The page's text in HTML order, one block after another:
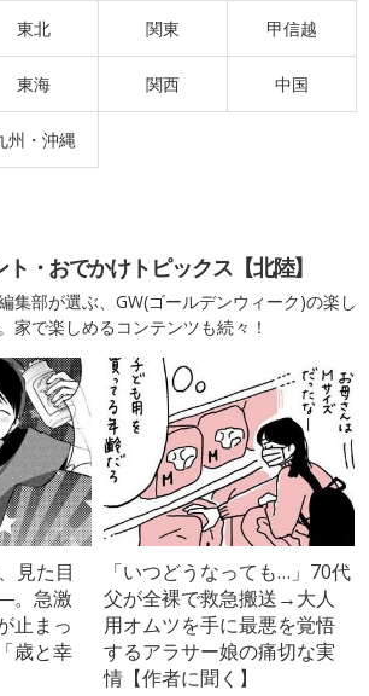
東北 関東 甲信越
東海 関西 中国
州・沖縄
ト・おでかけトピックス【北陸】
集部が選ぶ、GW(ゴールデンウィーク)の楽し
家で楽しめるコンテンツも続々！
見た目
。急激
止まっ
歳と幸
「いつどうなっても…」70代
父が全裸で救急搬送→大人
用オムツを手に最悪を覚悟
するアラサー娘の痛切な実
情【作者に聞く】